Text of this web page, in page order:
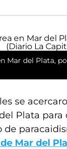
Mar del Plata,
se
Plata
de
Mar del